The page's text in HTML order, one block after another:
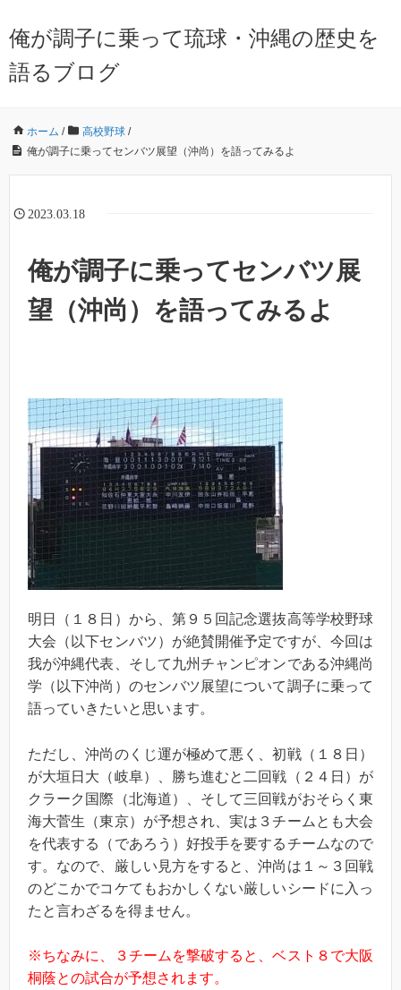
俺が調子に乗って琉球・沖縄の歴史を
語るブログ
ホーム / 高校野球 /
俺が調子に乗ってセンバツ展望（沖尚）を語ってみるよ
2023.03.18
俺が調子に乗ってセンバツ展
望（沖尚）を語ってみるよ
明日（１８日）から、第９５回記念選抜高等学校野球
大会（以下センバツ）が絶賛開催予定ですが、今回は
我が沖縄代表、そして九州チャンピオンである沖縄尚
学（以下沖尚）のセンバツ展望について調子に乗って
語っていきたいと思います。
ただし、沖尚のくじ運が極めて悪く、初戦（１８日）
が大垣日大（岐阜）、勝ち進むと二回戦（２４日）が
クラーク国際（北海道）、そして三回戦がおそらく東
海大菅生（東京）が予想され、実は３チームとも大会
を代表する（であろう）好投手を要するチームなので
す。なので、厳しい見方をすると、沖尚は１～３回戦
のどこかでコケてもおかしくない厳しいシードに入っ
たと言わざるを得ません。
※ちなみに、３チームを撃破すると、ベスト８で大阪
桐蔭との試合が予想されます。